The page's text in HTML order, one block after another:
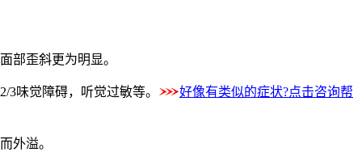
部歪斜更为明显。
味觉障碍，听觉过敏等。
好像有类似的症状?点击咨询帮
外溢。